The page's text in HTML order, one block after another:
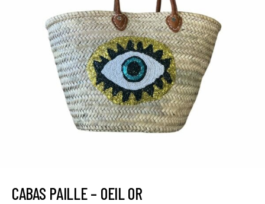
CABAS PAILLE – OEIL OR